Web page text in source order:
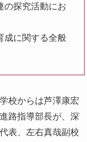
の探究活動にお
成に関する全般
校からは芦澤康宏
路指導部長が、深
表、左右真哉副校